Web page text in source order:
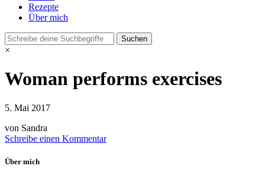
Rezepte
Über mich
×
Woman performs exercises
5. Mai 2017
von Sandra
Schreibe einen Kommentar
Über mich